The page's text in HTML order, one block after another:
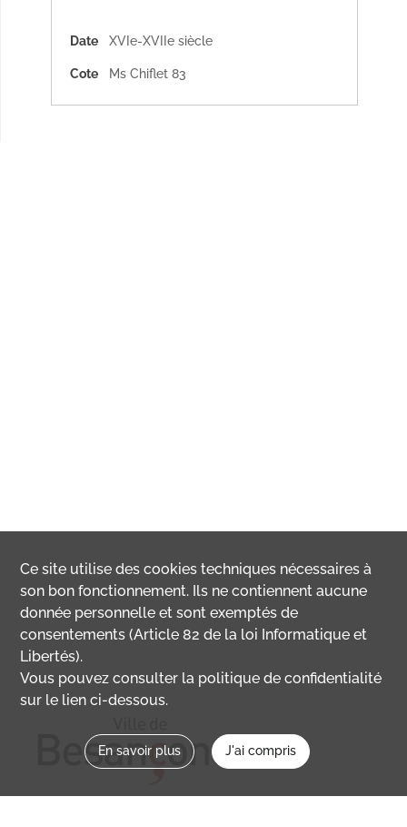
Date XVIe-XVIIe siècle
Cote Ms Chiflet 83
Ce site utilise descookies techniques nécessaires à
son bon fonctionnement. Ils ne contiennent aucune
donnée personnelle et sont exemptés de
consentements (Article 82 de la loi Informatique et
Libertés).
Vous pouvez consulter la politique de confidentialité
sur le lien ci-dessous.
En savoir plus J'ai compris